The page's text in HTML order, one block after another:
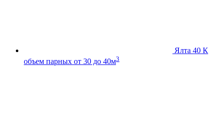
Ялта 40 К
объем парных от 30 до 40м3